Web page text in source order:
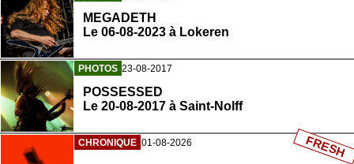
MEGADETH
Le 06-08-2023 à Lokeren
PHOTOS 23-08-2017
POSSESSED
Le 20-08-2017 à Saint-Nolff
CHRONIQUE 01-08-2026 FRESH